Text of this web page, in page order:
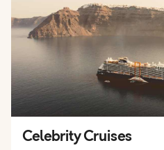
Celebrity Cruises